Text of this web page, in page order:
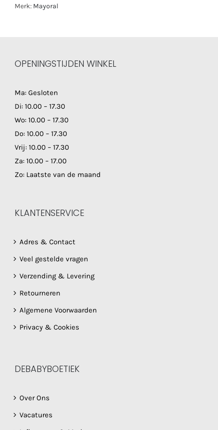
Merk: Mayoral
OPENINGSTIJDEN WINKEL
Ma: Gesloten
Di: 10.00 – 17.30
Wo: 10.00 – 17.30
Do: 10.00 – 17.30
Vrij: 10.00 – 17.30
Za: 10.00 – 17.00
Zo: Laatste van de maand
KLANTENSERVICE
Adres & Contact
Veel gestelde vragen
Verzending & Levering
Retourneren
Algemene Voorwaarden
Privacy & Cookies
DEBABYBOETIEK
Over Ons
Vacatures